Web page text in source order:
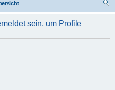
sein, um Profile